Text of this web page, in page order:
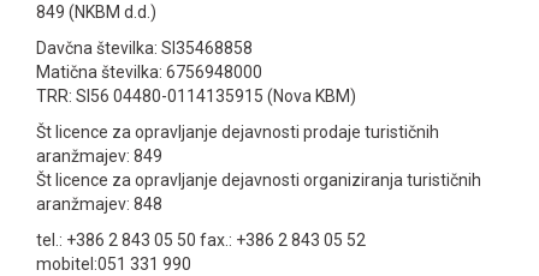
849 (NKBM d.d.)
Davčna številka: SI35468858
Matična številka: 6756948000
TRR: SI56 04480-0114135915 (Nova KBM)
Št licence za opravljanje dejavnosti prodaje turističnih
aranžmajev: 849
Št licence za opravljanje dejavnosti organiziranja turističnih
aranžmajev: 848
tel.: +386 2 843 05 50 fax.: +386 2 843 05 52
mobitel:051 331 990